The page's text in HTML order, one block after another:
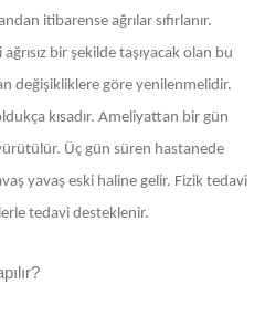
itibarense ağrılar sıfırlanır.
bir şekilde taşıyacak olan bu
değişikliklere göre yenilenmelidir.
kısadır. Ameliyattan bir gün
Üç gün süren hastanede
yavaş eski haline gelir. Fizik tedavi
tedavi desteklenir.